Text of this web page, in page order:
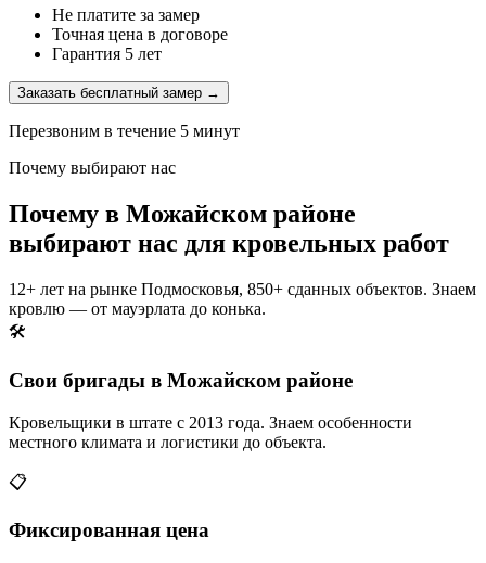
Не платите за замер
Точная цена в договоре
Гарантия 5 лет
Заказать бесплатный замер →
Перезвоним в течение 5 минут
Почему выбирают нас
Почему в Можайском районе
выбирают нас для кровельных работ
12+ лет на рынке Подмосковья, 850+ сданных объектов. Знаем
кровлю — от мауэрлата до конька.
🛠️
Свои бригады в Можайском районе
Кровельщики в штате с 2013 года. Знаем особенности
местного климата и логистики до объекта.
📋
Фиксированная цена